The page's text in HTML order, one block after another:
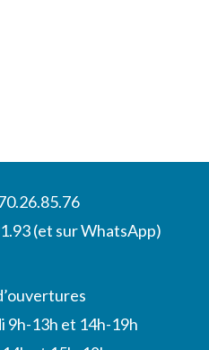
(et sur WhatsApp)
9h-13h et 14h-19h